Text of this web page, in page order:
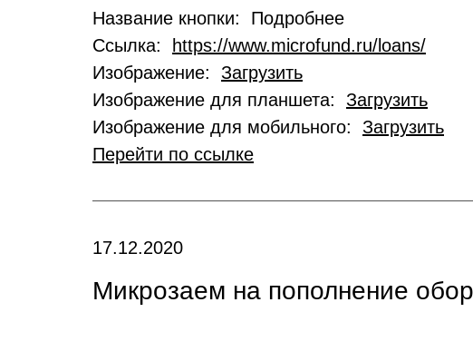
Название кнопки: Подробнее
Ссылка:
https://www.microfund.ru/loans/
Изображение: Загрузить
Изображение для планшета: Загрузить
Изображение для мобильного: Загрузить
Перейти по ссылке
17.12.2020
Микрозаем на пополнение